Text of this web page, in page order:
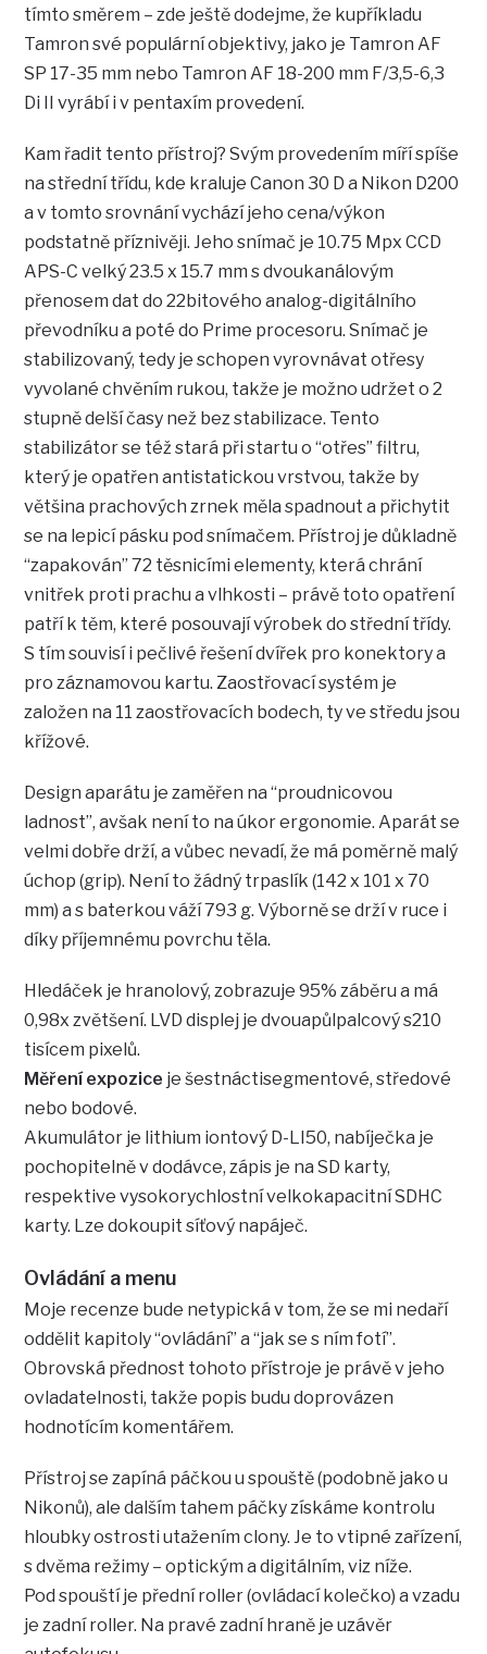
tímto směrem – zde ještě dodejme, že kupříkladu
Tamron své populární objektivy, jako je Tamron AF
SP 17-35 mm nebo Tamron AF 18-200 mm F/3,5-6,3
Di II vyrábí i v pentaxím provedení.
Kam řadit tento přístroj? Svým provedením míří spíše
na střední třídu, kde kraluje Canon 30 D a Nikon D200
a v tomto srovnání vychází jeho cena/výkon
podstatně příznivěji. Jeho snímač je 10.75 Mpx CCD
APS-C velký 23.5 x 15.7 mm s dvoukanálovým
přenosem dat do 22bitového analog-digitálního
převodníku a poté do Prime procesoru. Snímač je
stabilizovaný, tedy je schopen vyrovnávat otřesy
vyvolané chvěním rukou, takže je možno udržet o 2
stupně delší časy než bez stabilizace. Tento
stabilizátor se též stará při startu o “otřes” filtru,
který je opatřen antistatickou vrstvou, takže by
většina prachových zrnek měla spadnout a přichytit
se na lepicí pásku pod snímačem. Přístroj je důkladně
“zapakován” 72 těsnicími elementy, která chrání
vnitřek proti prachu a vlhkosti – právě toto opatření
patří k těm, které posouvají výrobek do střední třídy.
S tím souvisí i pečlivé řešení dvířek pro konektory a
pro záznamovou kartu. Zaostřovací systém je
založen na 11 zaostřovacích bodech, ty ve středu jsou
křížové.
Design aparátu je zaměřen na “proudnicovou
ladnost”, avšak není to na úkor ergonomie. Aparát se
velmi dobře drží, a vůbec nevadí, že má poměrně malý
úchop (grip). Není to žádný trpaslík (142 x 101 x 70
mm) a s baterkou váží 793 g. Výborně se drží v ruce i
díky příjemnému povrchu těla.
Hledáček je hranolový, zobrazuje 95% záběru a má
0,98x zvětšení. LVD displej je dvouapůlpalcový s210
tisícem pixelů.
Měření expozice je šestnáctisegmentové, středové
nebo bodové.
Akumulátor je lithium iontový D-LI50, nabíječka je
pochopitelně v dodávce, zápis je na SD karty,
respektive vysokorychlostní velkokapacitní SDHC
karty. Lze dokoupit síťový napáječ.
Ovládání a menu
Moje recenze bude netypická v tom, že se mi nedaří
oddělit kapitoly “ovládání” a “jak se s ním fotí”.
Obrovská přednost tohoto přístroje je právě v jeho
ovladatelnosti, takže popis budu doprovázen
hodnotícím komentářem.
Přístroj se zapíná páčkou u spouště (podobně jako u
Nikonů), ale dalším tahem páčky získáme kontrolu
hloubky ostrosti utažením clony. Je to vtipné zařízení,
s dvěma režimy – optickým a digitálním, viz níže.
Pod spouští je přední roller (ovládací kolečko) a vzadu
je zadní roller. Na pravé zadní hraně je uzávěr